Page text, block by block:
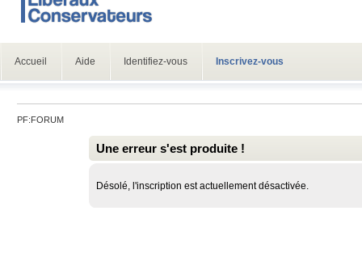
Accueil Aide Identifiez-vous Inscrivez-vous
PF:FORUM
Une erreur s'est produite !
Désolé, l'inscription est actuellement désactivée.